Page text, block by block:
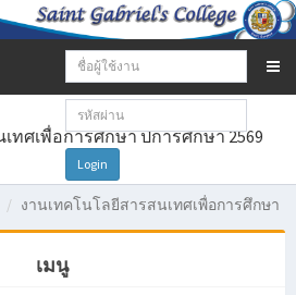
Email
address:
Password:
Login
ทศเพื่อการศึกษา ปีการศึกษา 2569
งานเทคโนโลยีสารสนเทศเพื่อการศึกษา
เมนู